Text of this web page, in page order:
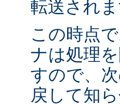
転送されま
この時点
ナは処理
すので、
戻して知